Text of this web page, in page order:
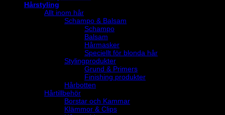
Hårstyling
Allt inom hår
Schampo & Balsam
Schampo
Balsam
Hårmasker
Speciellt för blonda hår
Stylingprodukter
Grund & Primers
Finishing produkter
Hårbotten
Hårtillbehör
Borstar och Kammar
Klämmor & Clips